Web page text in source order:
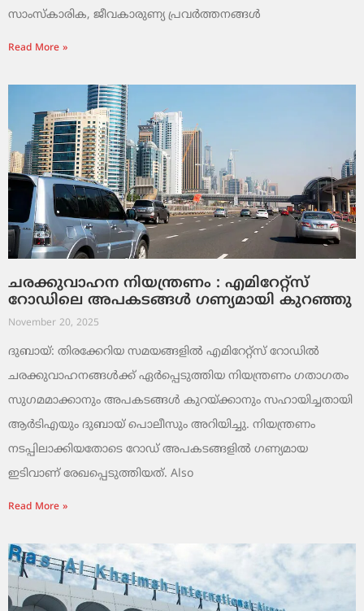
സാംസ്‌കാരിക, ജീവകാരുണ്യ പ്രവർത്തനങ്ങൾ
Read More »
ചരക്കുവാഹന നിയന്ത്രണം : എമിറേറ്റ്സ്
റോഡിലെ അപകടങ്ങൾ ഗണ്യമായി കുറഞ്ഞു
November 20, 2025
ദുബായ്: തിരക്കേറിയ സമയങ്ങളിൽ എമിറേറ്റ്സ് റോഡിൽ
ചരക്കുവാഹനങ്ങൾക്ക് ഏർപ്പെടുത്തിയ നിയന്ത്രണം ഗതാഗതം
സുഗമമാക്കാനും അപകടങ്ങൾ കുറയ്ക്കാനും സഹായിച്ചതായി
ആർടിഎയും ദുബായ് പൊലീസും അറിയിച്ചു. നിയന്ത്രണം
നടപ്പിലാക്കിയതോടെ റോഡ് അപകടങ്ങളിൽ ഗണ്യമായ
ഇടിവാണ് രേഖപ്പെടുത്തിയത്. Also
Read More »